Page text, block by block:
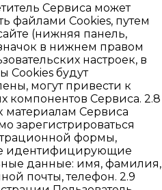
Сервиса может
файлами Cookies, путем
(нижняя панель,
в нижнем правом
настроек, в
Cookies будут
могут привести к
компонентов Сервиса. 2.8
материалам Сервиса
зарегистрироваться
формы,
идентифицирующие
данные: имя, фамилия,
почты, телефон. 2.9